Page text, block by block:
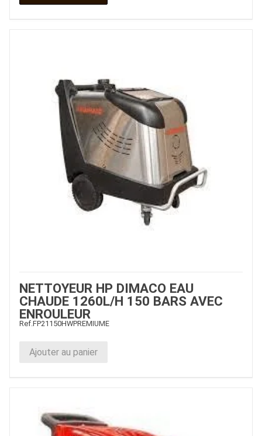
NETTOYEUR HP DIMACO EAU
CHAUDE 1260L/H 150 BARS AVEC
ENROULEUR
Ref. FP21150HWPREMIUME
Ajouter au panier